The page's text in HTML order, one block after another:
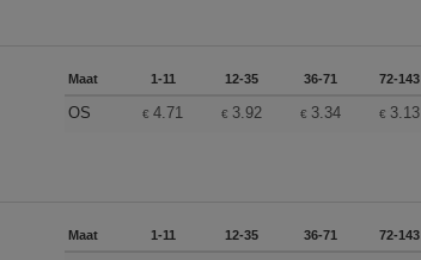
Maat 1-11 12-35 36-71 72-143
OS €4.71 € 3.92 € 3.34 € 3.13
Maat 1-11 12-35 36-71 72-143